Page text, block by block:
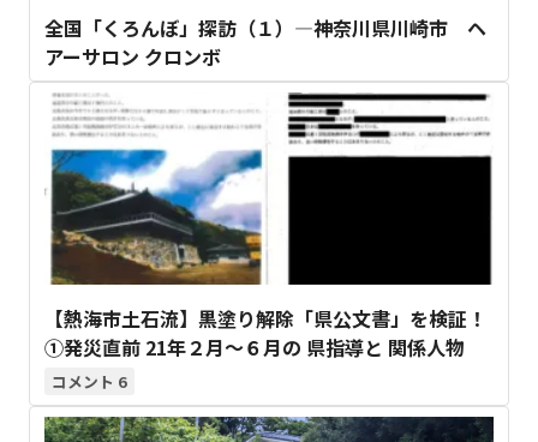
全国「くろんぼ」探訪（１）―神奈川県川崎市 ヘ
アーサロン クロンボ
【熱海市土石流】黒塗り解除「県公文書」を検証！
①発災直前 21年２月～６月の 県指導と 関係人物
6